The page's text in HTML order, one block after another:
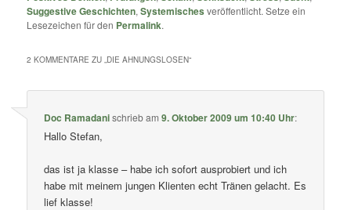
Suggestive Geschichten,Systemisches veröffentlicht. Setze ein
Lesezeichen für den Permalink.
2 KOMMENTARE ZU „ DIE AHNUNGSLOSEN“
Doc Ramadanischriebam9. Oktober 2009 um 10:40 Uhr:
Hallo Stefan,
das ist ja klasse – habe ich sofort ausprobiert und ich
habe mit meinem jungen Klienten echt Tränen gelacht. Es
lief klasse!